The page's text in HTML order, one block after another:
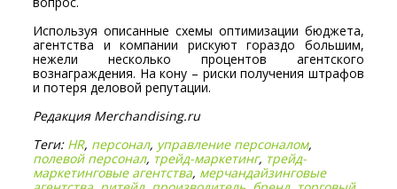
Используя описанные схемы оптимизации бюджета,
агентства и компании рискуют гораздо большим,
нежели несколько процентов агентского
вознаграждения. На кону – риски получения штрафов
и потеря деловой репутации.
Редакция Merchandising.ru
Теги: HR, персонал, управление персоналом,
полевой персонал, трейд-маркетинг, трейд-
маркетинговые агентства, мерчандайзинговые